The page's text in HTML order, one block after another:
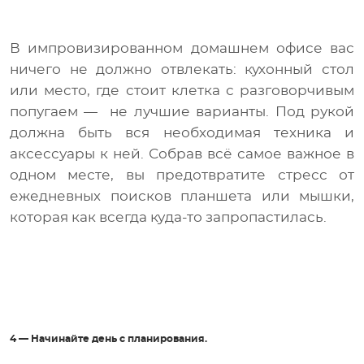
В импровизированном домашнем офисе вас
ничего не должно отвлекать: кухонный стол
или место, где стоит клетка с разговорчивым
попугаем — не лучшие варианты. Под рукой
должна быть вся необходимая техника и
аксессуары к ней. Собрав всё самое важное в
одном месте, вы предотвратите стресс от
ежедневных поисков планшета или мышки,
которая как всегда куда-то запропастилась.
4 — Н ачинайте день с планирования.